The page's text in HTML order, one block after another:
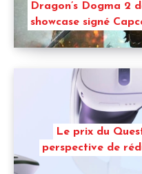
Dragon’s Dogma 2
showcase signé
Le prix du
perspective de